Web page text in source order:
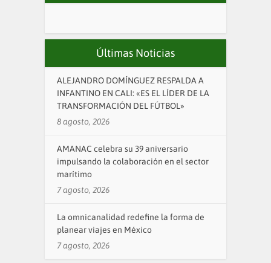
Últimas Noticias
ALEJANDRO DOMÍNGUEZ RESPALDA A
INFANTINO EN CALI: «ES EL LÍDER DE LA
TRANSFORMACIÓN DEL FÚTBOL»
8 agosto, 2026
AMANAC celebra su 39 aniversario
impulsando la colaboración en el sector
marítimo
7 agosto, 2026
La omnicanalidad redefine la forma de
planear viajes en México
7 agosto, 2026